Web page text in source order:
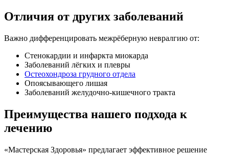
Отличия от других заболеваний
Важно дифференцировать межрёберную невралгию от:
Стенокардии и инфаркта миокарда
Заболеваний лёгких и плевры
Остеохондроза грудного отдела
Опоясывающего лишая
Заболеваний желудочно-кишечного тракта
Преимущества нашего подхода к
лечению
«Мастерская Здоровья» предлагает эффективное решение